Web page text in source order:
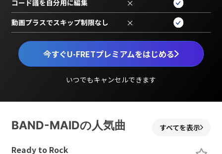
今すぐU-FRETプレミアムをはじめる
いつでもキャンセルできます
コード譜を自分用に編集 ×
動画プラスでスキップ制限なし ×
BAND-MAIDの人気曲 すべてを表示
Ready to Rock